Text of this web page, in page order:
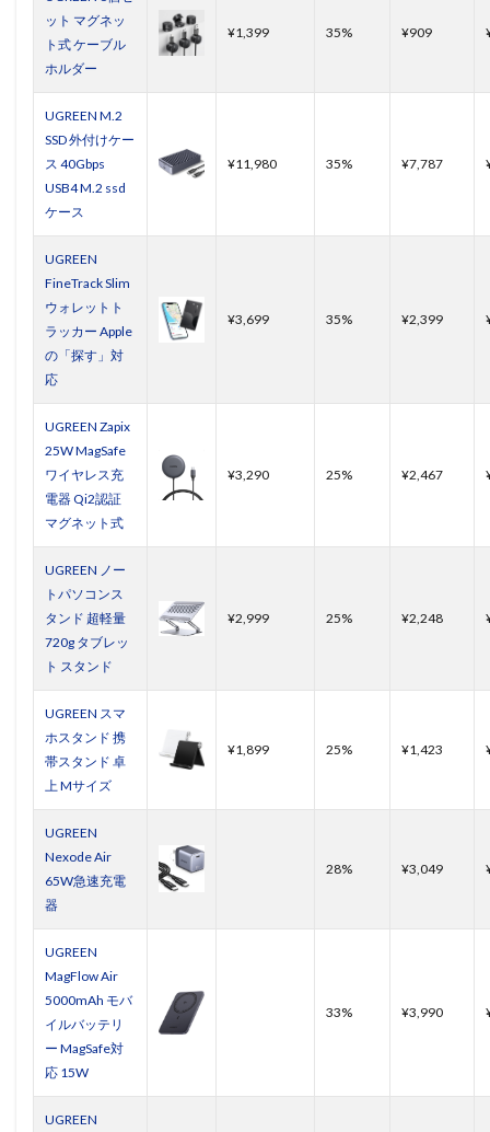
ット マグネッ
ト式 ケーブル
ホルダー
¥1,399 35% ¥909
UGREEN M.2
SSD 外付けケー
ス 40Gbps
USB4 M.2 ssd
ケース
¥11,980 35% ¥7,787
UGREEN
FineTrack Slim
ウォレットト
ラッカー Apple
の「探す」対
応
¥3,699 35% ¥2,399
UGREEN Zapix
25W MagSafe
ワイヤレス充
電器 Qi2認証
マグネット式
¥3,290 25% ¥2,467
UGREEN ノー
トパソコンス
タンド 超軽量
720g タブレッ
ト スタンド
¥2,999 25% ¥2,248
UGREEN スマ
ホスタンド 携
帯スタンド 卓
上 Mサイズ
¥1,899 25% ¥1,423
UGREEN
Nexode Air
65W急速充電
器
28% ¥3,049
UGREEN
MagFlow Air
5000mAh モバ
イルバッテリ
ー MagSafe対
応 15W
33% ¥3,990
UGREEN